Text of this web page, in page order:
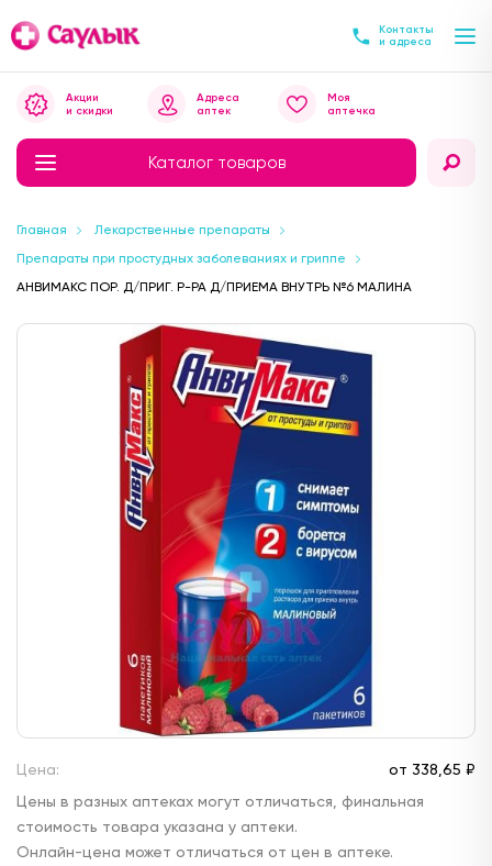
Контакты
и адреса
Каталог товаров
Акции
и скидки
Адреса
аптек
Моя
аптечка
Главная
Лекарственные препараты
Препараты при простудных заболеваниях и гриппе
АНВИМАКС ПОР. Д/ПРИГ. Р-РА Д/ПРИЕМА ВНУТРЬ №6 МАЛИНА
Цена: от 338, 65 ₽
Цены в разных аптеках могут отличаться, финальная
стоимость товара указана у аптеки.
Онлайн-цена может отличаться от цен в аптеке.